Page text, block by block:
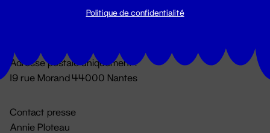
Du lundi au vendredi 14h → 18h
Adresse postale uniquement :
19 rue Morand 44000 Nantes
Contact presse
Annie Ploteau
Politique de confidentialité